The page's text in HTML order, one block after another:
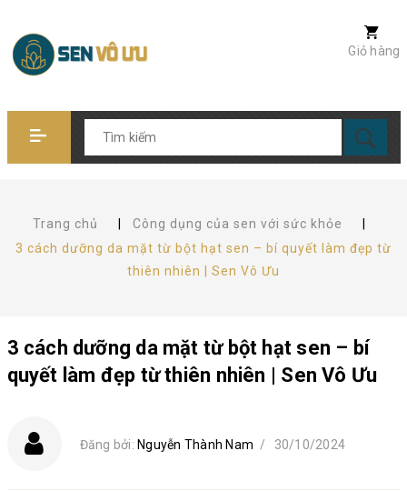
Giỏ hàng
Trang chủ Công dụng của sen với sức khỏe
3 cách dưỡng da mặt từ bột hạt sen – bí quyết làm đẹp từ
thiên nhiên | Sen Vô Ưu
3 cách dưỡng da mặt từ bột hạt sen – bí
quyết làm đẹp từ thiên nhiên | Sen Vô Ưu
Đăng bởi: Nguyễn Thành Nam / 30/10/2024